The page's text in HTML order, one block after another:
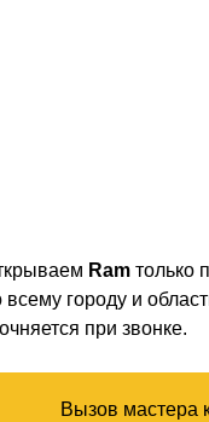
Ramтолько
всему городу и
при звонке.
Вызов мастера